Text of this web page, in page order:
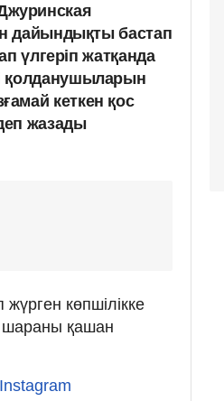
дайындықты бастап
үлгеріп жатқанда
қолданушыларын
кеткен қос
жазады
көпшілікке
шараны қашан
Instagram